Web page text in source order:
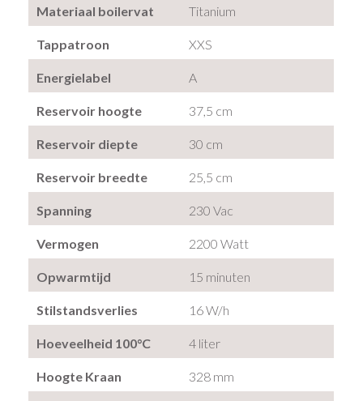
Materiaal boilervat Titanium
Tappatroon XXS
Energielabel A
Reservoir hoogte 37,5 cm
Reservoir diepte 30 cm
Reservoir breedte 25,5 cm
Spanning 230 Vac
Vermogen 2200 Watt
Opwarmtijd 15 minuten
Stilstandsverlies 16 W/h
Hoeveelheid 100°C 4 liter
Hoogte Kraan 328 mm